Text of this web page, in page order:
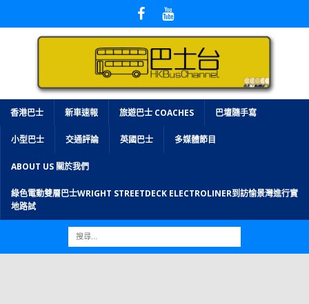
香港巴士 新車速報 旅遊巴士 COACHES 巴壇隨手寫
小型巴士 交通評論 英國巴士 多媒體節目
ABOUT US 關於我們
綠色電動雙層巴士WRIGHT STREETDECK ELECTROLINER到訪愉景灣進行實
地路試